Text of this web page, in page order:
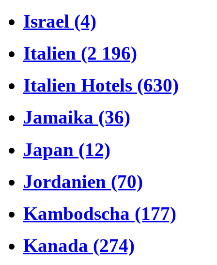
Israel (4)
Italien (2 196)
Italien Hotels (630)
Jamaika (36)
Japan (12)
Jordanien (70)
Kambodscha (177)
Kanada (274)